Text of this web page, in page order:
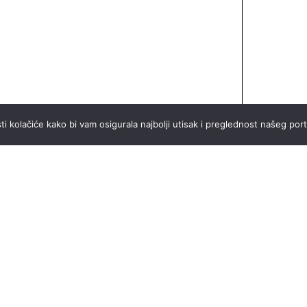
kolačiće kako bi vam osigurala najbolji utisak i preglednost našeg